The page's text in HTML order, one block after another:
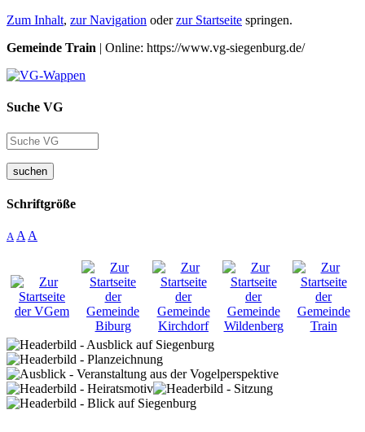
Zum Inhalt, zur Navigation oderzur Startseite springen.
Gemeinde Train | Online: https://www.vg-siegenburg.de/
Suche VG
suchen
Schriftgröße
A A A